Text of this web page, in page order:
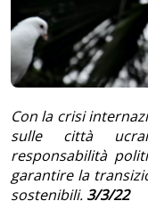
Con la crisi
sulle città
responsabilità
garantire la
sostenibili. 3/3/22